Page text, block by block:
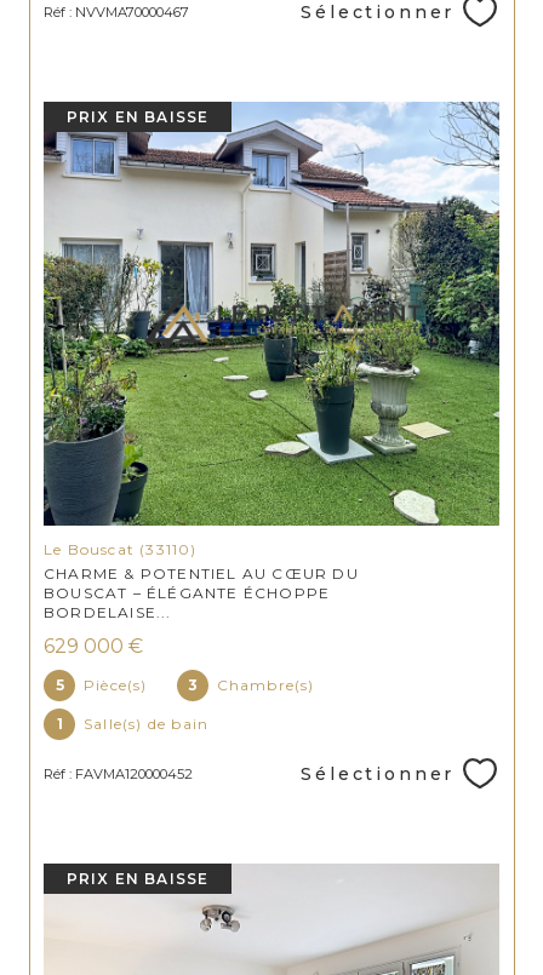
Réf : NVVMA70000467 Sélectionner
PRIX EN BAISSE
Le Bouscat (33110)
CHARME & POTENTIEL AU CŒUR DU
BOUSCAT – ÉLÉGANTE ÉCHOPPE
BORDELAISE...
629 000 €
5 Pièce(s) 3 Chambre(s)
1 Salle(s) de bain
Réf : FAVMA120000452 Sélectionner
PRIX EN BAISSE